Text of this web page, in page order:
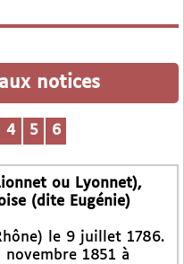
notices
4 5 6
ou Lyonnet),
(dite Eugénie)
le 9 juillet 1786.
novembre 1851 à